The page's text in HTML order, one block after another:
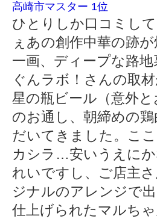
高崎市マスター 1位
ひとりしか口コミし
ぇあの創作中華の跡
一画、ディープな路
ぐんラボ！さんの取
星の瓶ビール（意外
のお通し、朝締めの
だいてきました。こ
カシラ…安いうえに
れいですし、ご店主
ジナルのアレンジで
仕上げられたマルち